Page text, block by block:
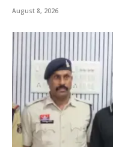
August 8, 2026